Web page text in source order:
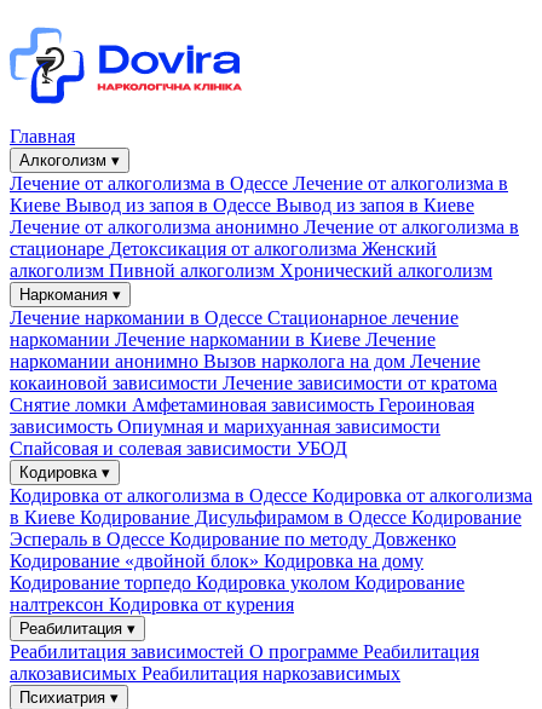
Главная
Алкоголизм ▾
Лечение от алкоголизма в Одессе Лечение от алкоголизма в
Киеве Вывод из запоя в Одессе Вывод из запоя в Киеве
Лечение от алкоголизма анонимно Лечение от алкоголизма в
стационаре Детоксикация от алкоголизма Женский
алкоголизм Пивной алкоголизм Хронический алкоголизм
Наркомания ▾
Лечение наркомании в Одессе Стационарное лечение
наркомании Лечение наркомании в Киеве Лечение
наркомании анонимно Вызов нарколога на дом Лечение
кокаиновой зависимости Лечение зависимости от кратома
Снятие ломки Амфетаминовая зависимость Героиновая
зависимость Опиумная и марихуанная зависимости
Спайсовая и солевая зависимости УБОД
Кодировка ▾
Кодировка от алкоголизма в Одессе Кодировка от алкоголизма
в Киеве Кодирование Дисульфирамом в Одессе Кодирование
Эспераль в Одессе Кодирование по методу Довженко
Кодирование «двойной блок» Кодировка на дому
Кодирование торпедо Кодировка уколом Кодирование
налтрексон Кодировка от курения
Реабилитация ▾
Реабилитация зависимостей О программе Реабилитация
алкозависимых Реабилитация наркозависимых
Психиатрия ▾